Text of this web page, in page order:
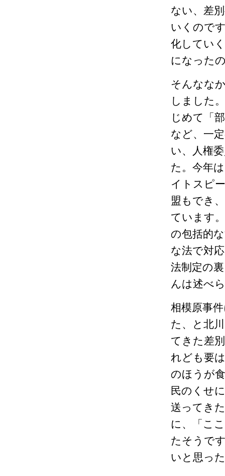
ない、差
いくので
化してい
になった
そんなな
しました
じめて「
など、一
い、人権
た。今年
イトスピ
盟もでき
ています
の包括的
な法で対
法制定の
んは述べ
相模原事
た、と北
てきた差
れども要
のほうが
民のくせ
送ってき
に、「こ
たそうで
いと思っ